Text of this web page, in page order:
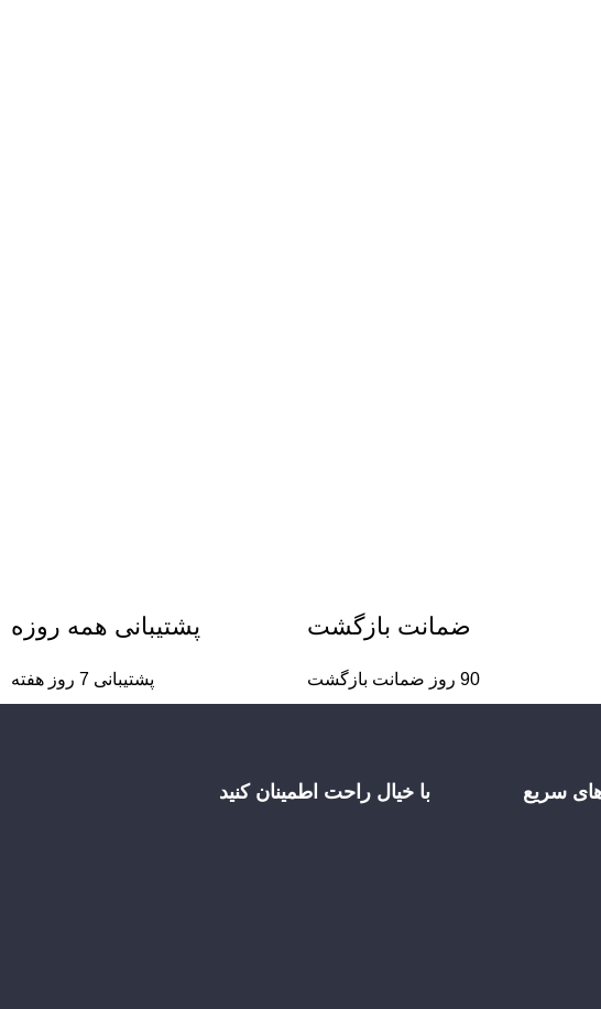
ضمانت بازگشت
90 روز ضمانت بازگشت
پشتیبانی همه روزه
پشتیبانی 7 روز هفته
سریع با خیال راحت اطمینان کنید